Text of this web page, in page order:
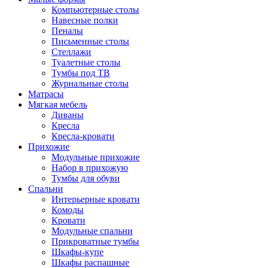
Компьютерные столы
Навесные полки
Пеналы
Письменные столы
Стеллажи
Туалетные столы
Тумбы под ТВ
Журнальные столы
Матрасы
Мягкая мебель
Диваны
Кресла
Кресла-кровати
Прихожие
Модульные прихожие
Набор в прихожую
Тумбы для обуви
Спальни
Интерьерные кровати
Комоды
Кровати
Модульные спальни
Прикроватные тумбы
Шкафы-купе
Шкафы распашные